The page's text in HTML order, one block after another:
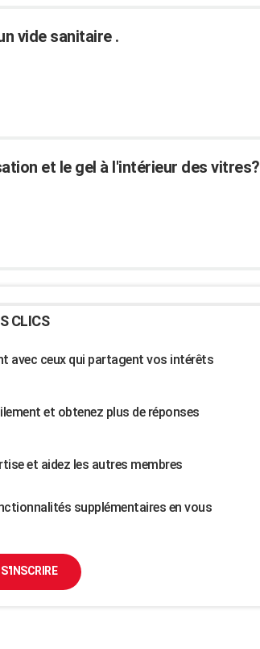
vide sanitaire .
et le gel à l'intérieur des vitres?
CLICS
avec ceux qui partagent vos intérêts
et obtenez plus de réponses
et aidez les autres membres
supplémentaires en vous
S'INSCRIRE